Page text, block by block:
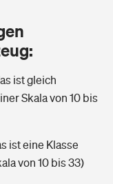
ist gleich
Skala von 10 bis
ist eine Klasse
von 10 bis 33)